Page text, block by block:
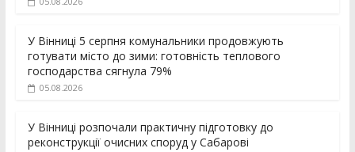
У Вінниці 5 серпня комунальники продовжують
готувати місто до зими: готовність теплового
господарства сягнула 79%
05.08.2026
У Вінниці розпочали практичну підготовку до
реконструкції очисних споруд у Сабарові